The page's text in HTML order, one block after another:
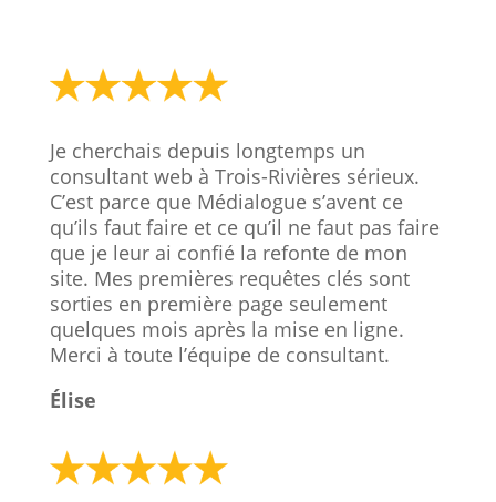
Je cherchais depuis longtemps un
consultant web à Trois-Rivières sérieux.
C’est parce que Médialogue s’avent ce
qu’ils faut faire et ce qu’il ne faut pas faire
que je leur ai confié la refonte de mon
site. Mes premières requêtes clés sont
sorties en première page seulement
quelques mois après la mise en ligne.
Merci à toute l’équipe de consultant.
Élise